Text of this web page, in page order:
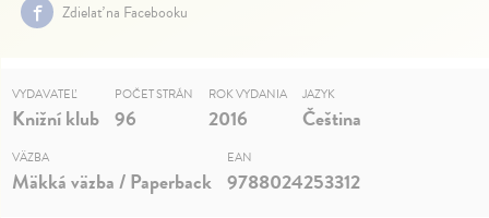
Zdielať na Facebooku
VYDAVATEĽ
Knižní klub
POČET STRÁN
96
ROK VYDANIA
2016
JAZYK
Čeština
VÄZBA
Mäkká väzba / Paperback
EAN
9788024253312